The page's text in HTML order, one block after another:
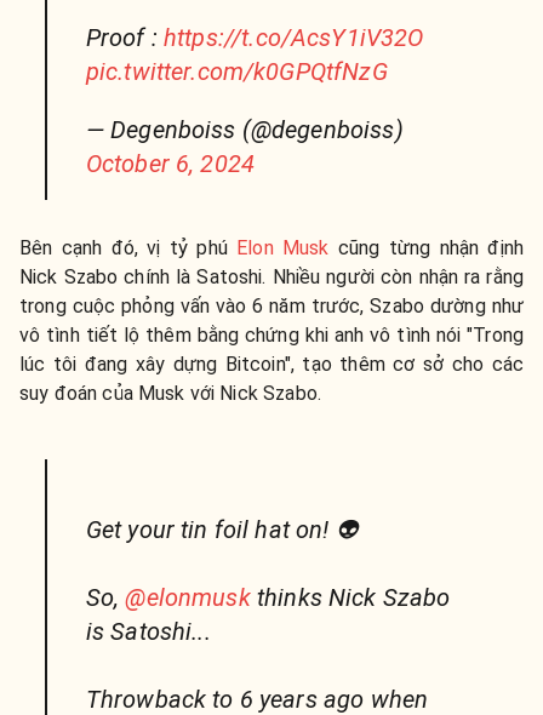
Proof : https://t.co/AcsY1iV32O
pic.twitter.com/k0GPQtfNzG
— Degenboiss (@degenboiss)
October 6, 2024
Bên cạnh đó, vị tỷ phú Elon Musk cũng từng nhận định
Nick Szabo chính là Satoshi. Nhiều người còn nhận ra rằng
trong cuộc phỏng vấn vào 6 năm trước, Szabo dường như
vô tình tiết lộ thêm bằng chứng khi anh vô tình nói "Trong
lúc tôi đang xây dựng Bitcoin", tạo thêm cơ sở cho các
suy đoán của Musk với Nick Szabo.
Get your tin foil hat on! 👽
So,@elonmuskthinks Nick Szabo
is Satoshi...
Throwback to 6 years ago when